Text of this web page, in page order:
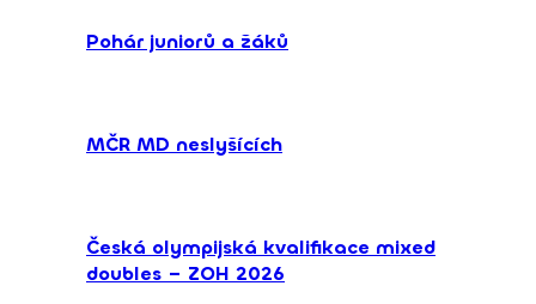
Pohár juniorů a žáků
MČR MD neslyšících
Česká olympijská kvalifikace mixed
doubles – ZOH 2026